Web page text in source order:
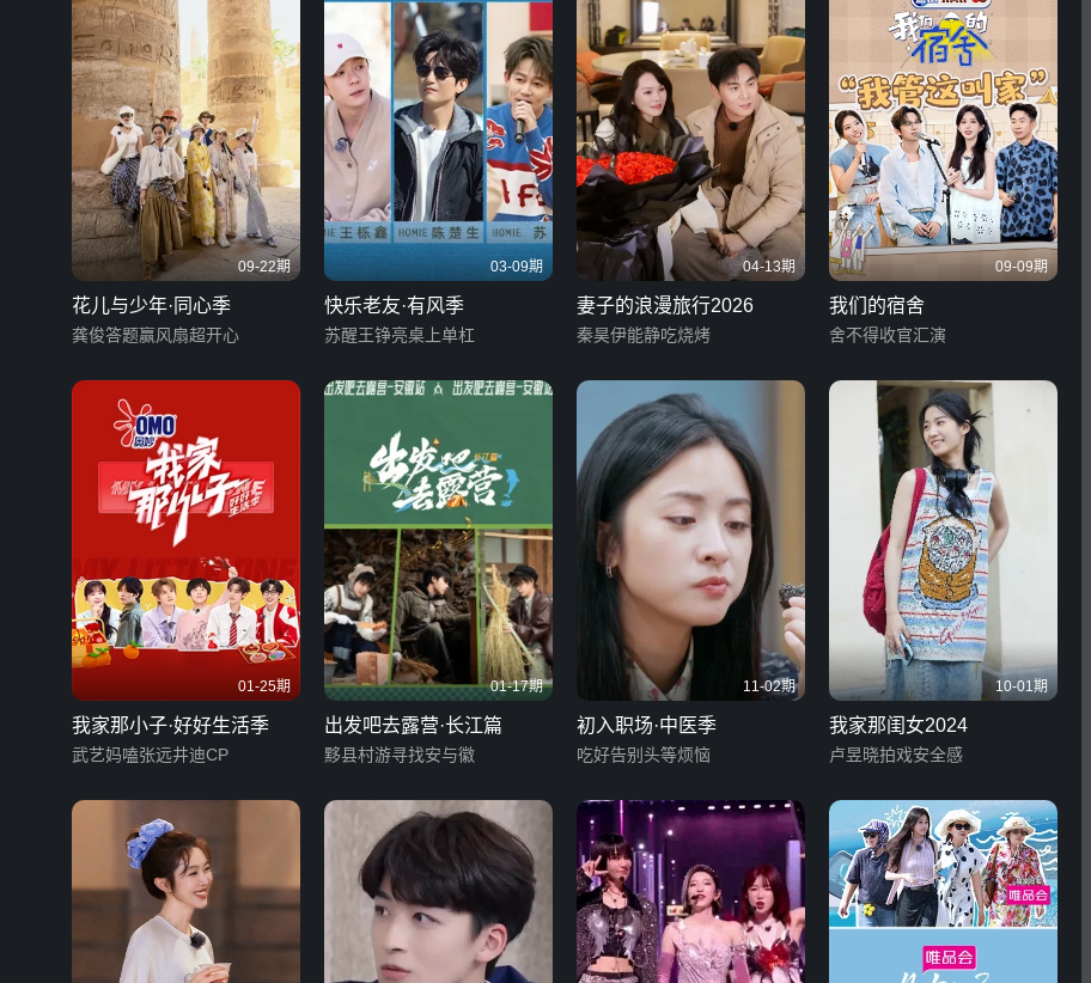
09-22期
花儿与少年·同心季
龚俊答题赢风扇超开心
03-09期
快乐老友·有风季
苏醒王铮亮桌上单杠
04-13期
妻子的浪漫旅行2026
秦昊伊能静吃烧烤
09-09期
我们的宿舍
舍不得收官汇演
01-25期
我家那小子·好好生活季
武艺妈嗑张远井迪CP
01-17期
出发吧去露营·长江篇
黟县村游寻找安与徽
11-02期
初入职场·中医季
吃好告别头等烦恼
10-01期
我家那闺女2024
卢昱晓拍戏安全感